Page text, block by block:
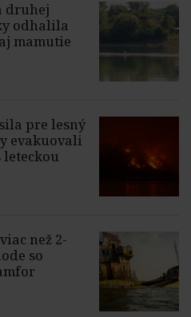
druhej
odhalila
mamutie
pre lesný
evakuovali
leteckou
než 2-
so